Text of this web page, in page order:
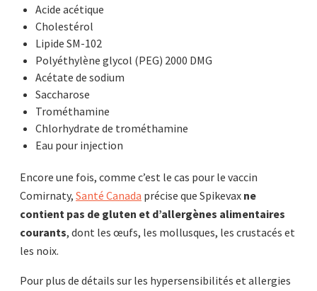
Acide acétique
Cholestérol
Lipide SM-102
Polyéthylène glycol (PEG) 2000 DMG
Acétate de sodium
Saccharose
Trométhamine
Chlorhydrate de trométhamine
Eau pour injection
Encore une fois, comme c’est le cas pour le vaccin
Comirnaty, Santé Canada précise que Spikevax ne
contient pas de gluten et d’allergènes alimentaires
courants, dont les œufs, les mollusques, les crustacés et
les noix.
Pour plus de détails sur les hypersensibilités et allergies